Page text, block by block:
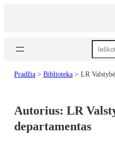
Paieška
Pradžia > Biblioteka > LR
Autorius: LR
departamentas